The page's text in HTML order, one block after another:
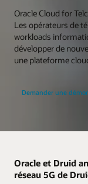
Oracle Cloud for
Les opérateurs de
workloads
développer de
une plateforme
Demander une
Oracle et Druid
réseau 5G de